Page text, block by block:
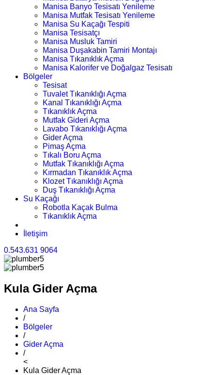
Manisa Banyo Tesisatı Yenileme
Manisa Mutfak Tesisatı Yenileme
Manisa Su Kaçağı Tespiti
Manisa Tesisatçı
Manisa Musluk Tamiri
Manisa Duşakabin Tamiri Montajı
Manisa Tıkanıklık Açma
Manisa Kalorifer ve Doğalgaz Tesisatı
Bölgeler
Tesisat
Tuvalet Tıkanıklığı Açma
Kanal Tıkanıklığı Açma
Tıkanıklık Açma
Mutfak Gideri Açma
Lavabo Tıkanıklığı Açma
Gider Açma
Pimaş Açma
Tıkalı Boru Açma
Mutfak Tıkanıklığı Açma
Kırmadan Tıkanıklık Açma
Klozet Tıkanıklığı Açma
Duş Tıkanıklığı Açma
Su Kaçağı
Robotla Kaçak Bulma
Tıkanıklık Açma
İletişim
0.543.631 9064
Kula Gider Açma
Ana Sayfa
/
Bölgeler
/
Gider Açma
/
<
Kula Gider Açma